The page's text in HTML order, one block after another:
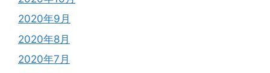
2020年9月
2020年8月
2020年7月